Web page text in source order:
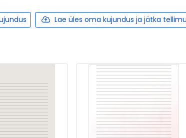
Lae üles oma kujundus ja jätka